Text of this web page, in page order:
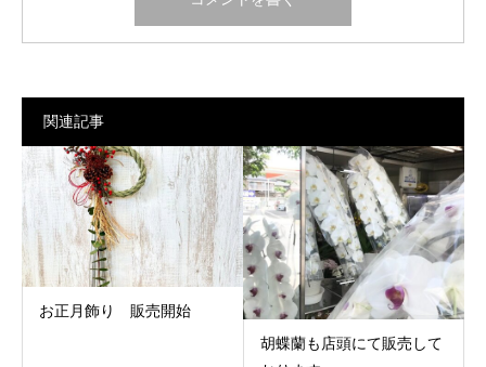
関連記事
お正月飾り 販売開始
胡蝶蘭も店頭にて販売して